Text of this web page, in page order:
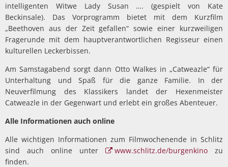
intelligenten Witwe Lady Susan …. (gespielt von Kate
Beckinsale). Das Vorprogramm bietet mit dem Kurzfilm
„Beethoven aus der Zeit gefallen“ sowie einer kurzweiligen
Fragerunde mit dem hauptverantwortlichen Regisseur einen
kulturellen Leckerbissen.
Am Samstagabend sorgt dann Otto Walkes in „Catweazle“ für
Unterhaltung und Spaß für die ganze Familie. In der
Neuverfilmung des Klassikers landet der Hexenmeister
Catweazle in der Gegenwart und erlebt ein großes Abenteuer.
Alle Informationen auch online
Alle wichtigen Informationen zum Filmwochenende in Schlitz
sind auch online unter
www.schlitz.de/burgenkinozu
finden.